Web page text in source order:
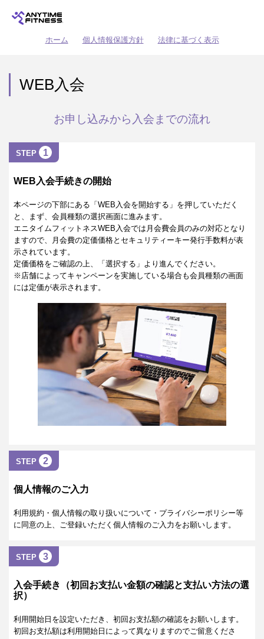
ホーム 個人情報保護方針 法律に基づく表示
WEB入会
お申し込みから入会までの流れ
STEP 1
WEB入会手続きの開始
本ページの下部にある「WEB入会を開始する」を押していただく
と、まず、会員種類の選択画面に進みます。
エニタイムフィットネスWEB入会では月会費会員のみの対応となり
ますので、月会費の定価価格とセキュリティーキー発行手数料が表
示されています。
定価価格をご確認の上、「選択する」より進んでください。
※店舗によってキャンペーンを実施している場合も会員種類の画面
には定価が表示されます。
STEP 2
個人情報のご入力
利用規約・個人情報の取り扱いについて・プライバシーポリシー等
に同意の上、ご登録いただく個人情報のご入力をお願いします。
STEP 3
入会手続き（初回お支払い金額の確認と支払い方法の選
択）
利用開始日を設定いただき、初回お支払額の確認をお願いします。
初回お支払額は利用開始日によって異なりますのでご留意くださ